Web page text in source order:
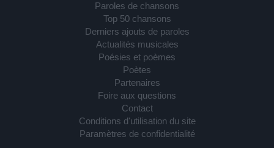
Paroles de chansons
Top 50 chansons
Derniers ajouts de paroles
Actualités musicales
Poésies et poèmes
Poètes
Partenaires
Foire aux questions
Contact
Conditions d'utilisation du site
Paramètres de confidentialité